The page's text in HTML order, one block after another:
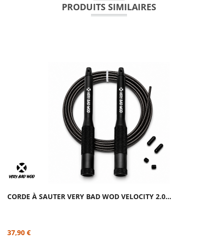
PRODUITS SIMILAIRES
CORDE À SAUTER VERY BAD WOD VELOCITY 2.0...
37,90 €